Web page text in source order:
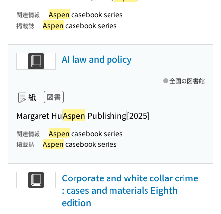
関連情報 Aspen casebook series
掲載誌 Aspen casebook series
AI law and policy
紙 図書
Margaret HuAspen Publishing[2025]
全国の図書館
関連情報 Aspen casebook series
掲載誌 Aspen casebook series
Corporate and white collar crime
: cases and materials Eighth
edition